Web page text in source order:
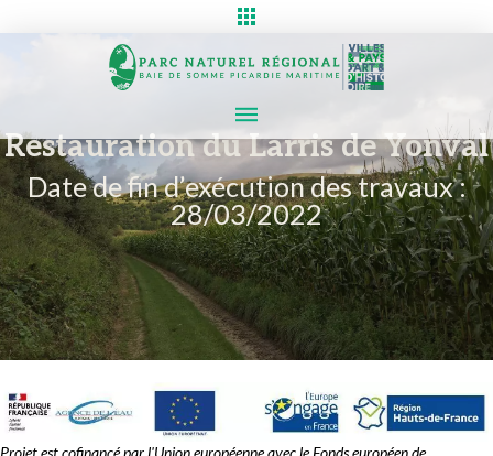
Restauration du Larris de Yonval
Date de fin d’exécution des travaux :
28/03/2022
Projet est cofinancé par l'Union européenne avec le Fonds européen de